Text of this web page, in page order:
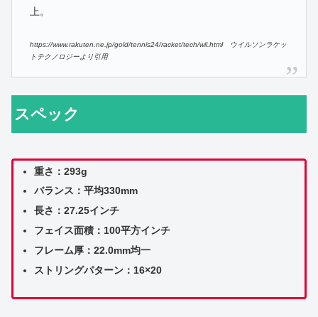
上。
https://www.rakuten.ne.jp/gold/tennis24/racket/tech/wil.html ウイルソンラケッ
トテクノロジーより引用
スペック
重さ：293g
バランス：平均330mm
長さ：27.25インチ
フェイス面積：100平方インチ
フレーム厚：22.0mm均一
ストリングパターン：16×20